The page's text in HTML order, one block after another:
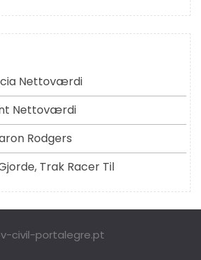
Nettoværdi
Nettoværdi
Rodgers
Trak Racer Til
civil-portalegre.pt